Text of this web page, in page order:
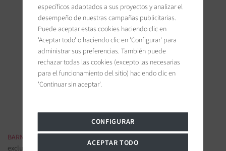
BARNES Paris
22, rue de l'hôtel de ville
92200 Neuilly-sur-Seine, France
BARNES INMOBILIARIA DE LUJO- Las más bellas propiedades
exclusivas y apartamentos de lujo
específicos adaptados a sus proyectos y analizar el
desempeño de nuestras campañas publicitarias.
Puede aceptar estas cookies haciendo clic en
'Aceptar todo' o haciendo clic en 'Configurar' para
administrar sus preferencias. También puede
rechazar todas las cookies (excepto las necesarias
para el funcionamiento del sitio) haciendo clic en
'Continuar sin aceptar'.
CONFIGURAR
ACEPTAR TODO